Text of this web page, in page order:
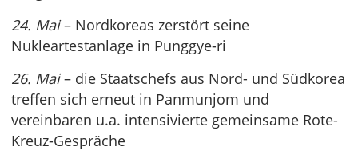
24. Mai– Nordkoreas zerstört seine
Nukleartestanlage in Punggye-ri
26. Mai– die Staatschefs aus Nord- und Südkorea
treffen sich erneut in Panmunjom und
vereinbaren u.a. intensivierte gemeinsame Rote-
Kreuz-Gespräche